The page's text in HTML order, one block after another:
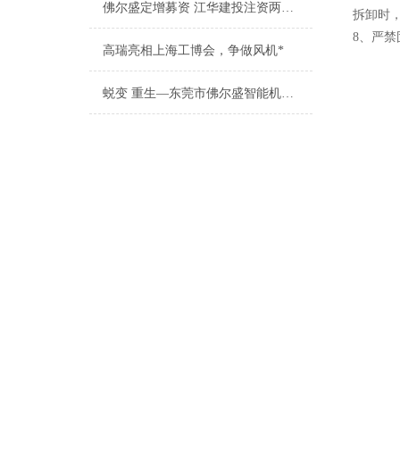
佛尔盛定增募资 江华建投注资两千万
高瑞亮相上海工博会，争做风机*
蜕变 重生—东莞市佛尔盛智能机电股份有限公司成功上市庆典会
拆卸时
8、严禁